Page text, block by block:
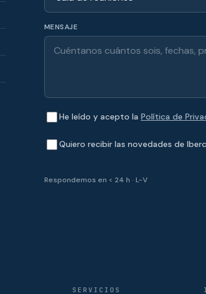
MENSAJE
He leído y acepto la Política de
Quiero recibir las novedades de
Respondemos en < 24 h · L-V
SERVICIOS